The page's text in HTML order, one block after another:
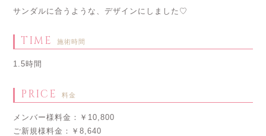
サンダルに合うような、デザインにしました♡
TIME 施術時間
1.5時間
PRICE 料金
メンバー様料金：￥10,800
ご新規様料金：￥8,640